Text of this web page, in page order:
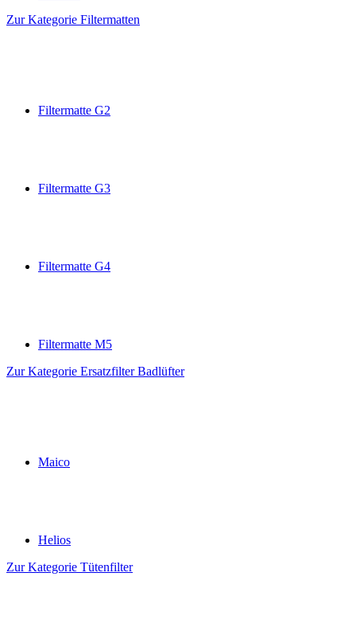
Zur Kategorie Filtermatten
Filtermatte G2
Filtermatte G3
Filtermatte G4
Filtermatte M5
Zur Kategorie Ersatzfilter Badlüfter
Maico
Helios
Zur Kategorie Tütenfilter